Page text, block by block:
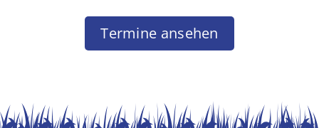
Termine ansehen